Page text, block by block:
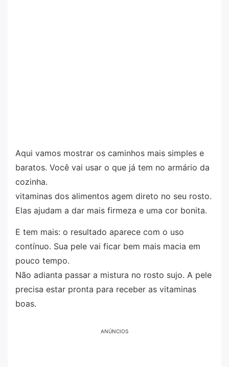
Aqui vamos mostrar os caminhos mais simples e
baratos. Você vai usar o que já tem no armário da
cozinha.
vitaminas dos alimentos agem direto no seu rosto.
Elas ajudam a dar mais firmeza e uma cor bonita.
E tem mais: o resultado aparece com o uso
contínuo. Sua pele vai ficar bem mais macia em
pouco tempo.
Não adianta passar a mistura no rosto sujo. A pele
precisa estar pronta para receber as vitaminas
boas.
ANÚNCIOS